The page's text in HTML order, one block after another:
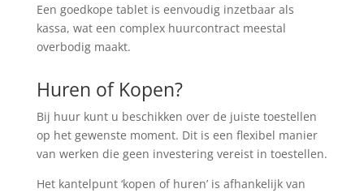
Een goedkope tablet is eenvoudig inzetbaar als
kassa, wat een complex huurcontract meestal
overbodig maakt.
Huren of Kopen?
Bij huur kunt u beschikken over de juiste toestellen
op het gewenste moment. Dit is een flexibel manier
van werken die geen investering vereist in toestellen.
Het kantelpunt ‘kopen of huren’ is afhankelijk van